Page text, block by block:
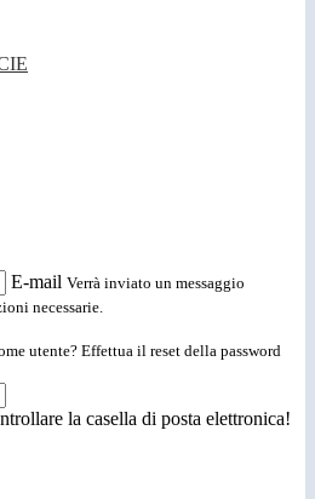
E-mail Verrà inviato un messaggio
necessarie.
utente? Effettua il reset della password
la casella di posta elettronica!